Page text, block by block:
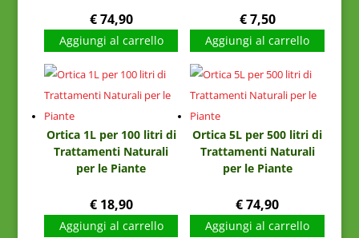
€74,90
Aggiungi al carrello
€7,50
Aggiungi al carrello
Ortica 1L per 100 litri di
Trattamenti Naturali
per le Piante
€18,90
Aggiungi al carrello
Ortica 5L per 500 litri di
Trattamenti Naturali
per le Piante
€74,90
Aggiungi al carrello